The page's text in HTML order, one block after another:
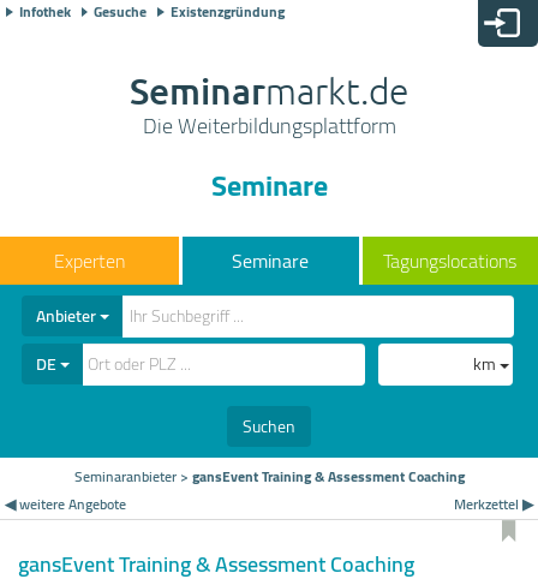
Infothek Gesuche Existenzgründung
Seminarmarkt.de
Die Weiterbildungsplattform
Seminare
Seminare Tagungslocations
Anbieter
DE
km
Suchen
Seminaranbieter>gansEvent Training & Assessment Coaching
◀ weitere Angebote
Merkzettel ▶
gansEvent Training & Assessment Coaching